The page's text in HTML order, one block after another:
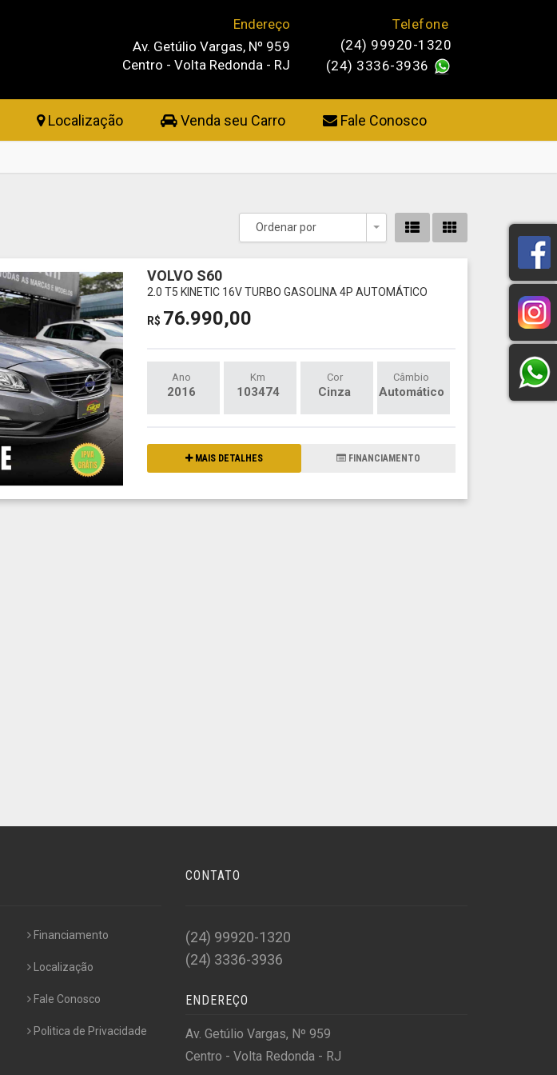
Telefone
(24) 99920-1320
(24) 3336-3936
Endereço
Av. Getúlio Vargas, Nº 959
Centro - Volta Redonda - RJ
Localização Venda seu Carro Fale Conosco
Ordenar por
Toggle Dropdown
VOLVO S60
2.0 T5 KINETIC 16V TURBO GASOLINA 4P AUTOMÁTICO
R$ 76.990,00
Ano
2016
Km
103474
Cor
Cinza
Câmbio
Automático
MAIS DETALHES FINANCIAMENTO
Financiamento
Localização
Fale Conosco
Politica de Privacidade
CONTATO
(24) 99920-1320
(24) 3336-3936
ENDEREÇO
Av. Getúlio Vargas, Nº 959
Centro - Volta Redonda - RJ